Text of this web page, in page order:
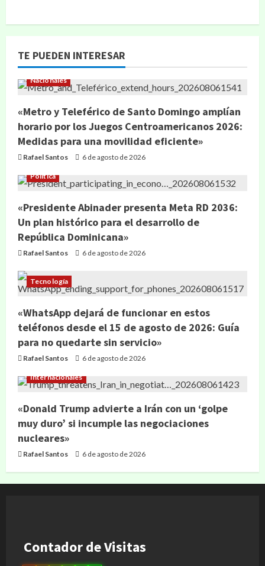
TE PUEDEN INTERESAR
Nacionales
«Metro y Teleférico de Santo Domingo amplían
horario por los Juegos Centroamericanos 2026:
Medidas para una movilidad eficiente»
Rafael Santos 6 de agosto de 2026
Política
«Presidente Abinader presenta Meta RD 2036:
Un plan histórico para el desarrollo de
República Dominicana»
Rafael Santos 6 de agosto de 2026
Tecnología
«WhatsApp dejará de funcionar en estos
teléfonos desde el 15 de agosto de 2026: Guía
para no quedarte sin servicio»
Rafael Santos 6 de agosto de 2026
Internacionales
«Donald Trump advierte a Irán con un ‘golpe
muy duro’ si incumple las negociaciones
nucleares»
Rafael Santos 6 de agosto de 2026
Contador de Visitas